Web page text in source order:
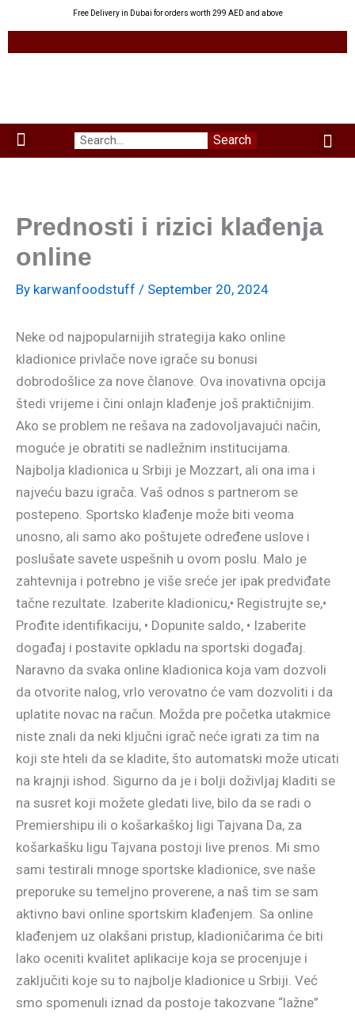
to
content
Free Delivery in Dubai for orders worth 299 AED and above
Menu Search
Prednosti i rizici klađenja
online
By karwanfoodstuff / September 20, 2024
Neke od najpopularnijih strategija kako online
kladionice privlače nove igrače su bonusi
dobrodošlice za nove članove. Ova inovativna opcija
štedi vrijeme i čini onlajn klađenje još praktičnijim.
Ako se problem ne rešava na zadovoljavajući način,
moguće je obratiti se nadležnim institucijama.
Najbolja kladionica u Srbiji je Mozzart, ali ona ima i
najveću bazu igrača. Vaš odnos s partnerom se
postepeno. Sportsko klađenje može biti veoma
unosno, ali samo ako poštujete određene uslove i
poslušate savete uspešnih u ovom poslu. Malo je
zahtevnija i potrebno je više sreće jer ipak predviđate
tačne rezultate. Izaberite kladionicu,• Registrujte se,•
Prođite identifikaciju, • Dopunite saldo, • Izaberite
događaj i postavite opkladu na sportski događaj.
Naravno da svaka online kladionica koja vam dozvoli
da otvorite nalog, vrlo verovatno će vam dozvoliti i da
uplatite novac na račun. Možda pre početka utakmice
niste znali da neki ključni igrač neće igrati za tim na
koji ste hteli da se kladite, što automatski može uticati
na krajnji ishod. Sigurno da je i bolji doživljaj kladiti se
na susret koji možete gledati live, bilo da se radi o
Premiershipu ili o košarkaškoj ligi Tajvana Da, za
košarkašku ligu Tajvana postoji live prenos. Mi smo
sami testirali mnoge sportske kladionice, sve naše
preporuke su temeljno proverene, a naš tim se sam
aktivno bavi online sportskim klađenjem. Sa online
klađenjem uz olakšani pristup, kladioničarima će biti
lako oceniti kvalitet aplikacije koja se procenjuje i
zaključiti koje su to najbolje kladionice u Srbiji. Već
smo spomenuli iznad da postoje takozvane “lažne”